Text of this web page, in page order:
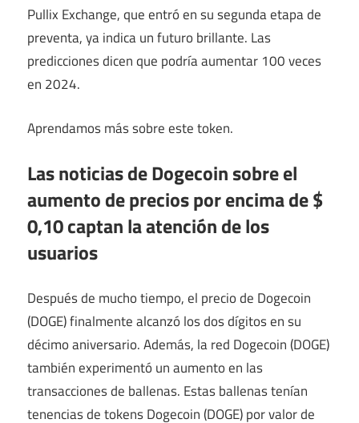
Pullix Exchange, que entró en su segunda etapa de
preventa, ya indica un futuro brillante. Las
predicciones dicen que podría aumentar 100 veces
en 2024.
Aprendamos más sobre este token.
Las noticias de Dogecoin sobre el
aumento de precios por encima de $
0,10 captan la atención de los
usuarios
Después de mucho tiempo, el precio de Dogecoin
(DOGE) finalmente alcanzó los dos dígitos en su
décimo aniversario. Además, la red Dogecoin (DOGE)
también experimentó un aumento en las
transacciones de ballenas. Estas ballenas tenían
tenencias de tokens Dogecoin (DOGE) por valor de